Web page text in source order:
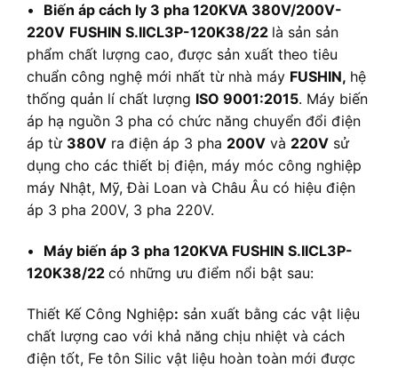
• Biến áp cách ly 3 pha 120KVA 380V/200V-
220V FUSHIN S.IICL3P-120K38/22 là sản sản
phẩm chất lượng cao, được sản xuất theo tiêu
chuẩn công nghệ mới nhất từ nhà máy FUSHIN, hệ
thống quản lí chất lượng ISO 9001:2015. Máy biến
áp hạ nguồn 3 pha có chức năng chuyển đổi điện
áp từ 380V ra điện áp 3 pha 200V và 220V sử
dụng cho các thiết bị điện, máy móc công nghiệp
máy Nhật, Mỹ, Đài Loan và Châu Âu có hiệu điện
áp 3 pha 200V, 3 pha 220V.
• Máy biến áp 3 pha 120KVA FUSHIN S.IICL3P-
120K38/22 có những ưu điểm nổi bật sau:
Thiết Kế Công Nghiệp: sản xuất bằng các vật liệu
chất lượng cao với khả năng chịu nhiệt và cách
điện tốt, Fe tôn Silic vật liệu hoàn toàn mới được